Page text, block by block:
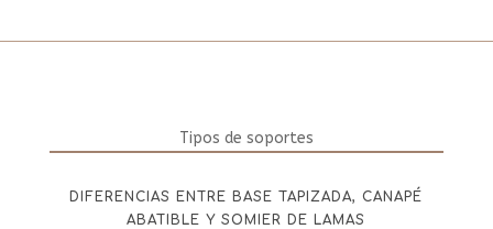
Tipos de soportes
DIFERENCIAS ENTRE BASE TAPIZADA, CANAPÉ
ABATIBLE Y SOMIER DE LAMAS